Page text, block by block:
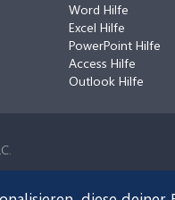
Word Hilfe
Excel Hilfe
PowerPoint Hilfe
Access Hilfe
Outlook Hilfe